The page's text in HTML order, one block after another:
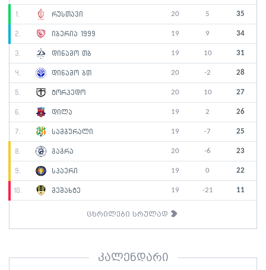
1. რუსთავი 20 5 35
2. იბერია 1999 19 9 34
3. დინამო თბ 19 10 31
4. დინამო ბთ 20 -2 28
5. ტორპედო 20 10 27
6. დილა 19 2 26
7. სამგურალი 19 -7 25
8. გაგრა 20 -6 23
9. სპაერი 19 0 22
10. მეშახტე 19 -21 11
ცხრილები სრულად
კალენდარი